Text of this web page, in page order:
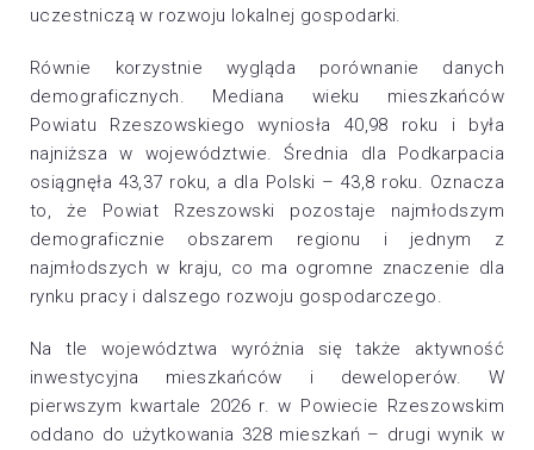
uczestniczą w rozwoju lokalnej gospodarki.
Równie korzystnie wygląda porównanie danych
demograficznych. Mediana wieku mieszkańców
Powiatu Rzeszowskiego wyniosła 40,98 roku i była
najniższa w województwie. Średnia dla Podkarpacia
osiągnęła 43,37 roku, a dla Polski – 43,8 roku. Oznacza
to, że Powiat Rzeszowski pozostaje najmłodszym
demograficznie obszarem regionu i jednym z
najmłodszych w kraju, co ma ogromne znaczenie dla
rynku pracy i dalszego rozwoju gospodarczego.
Na tle województwa wyróżnia się także aktywność
inwestycyjna mieszkańców i deweloperów. W
pierwszym kwartale 2026 r. w Powiecie Rzeszowskim
oddano do użytkowania 328 mieszkań – drugi wynik w